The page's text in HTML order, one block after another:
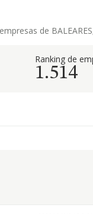
de
Ranking de
1.514